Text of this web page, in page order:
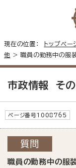
現在の位置： トップペー
他
> 職員の勤務中の服
市政情報 そ
ページ番号1008765
質問
職員の勤務中の服